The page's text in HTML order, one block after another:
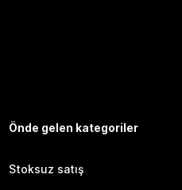
Önde gelen kategoriler
Stoksuz satış